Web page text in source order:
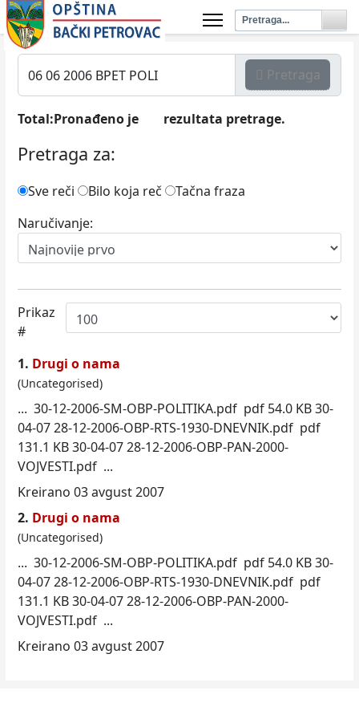
Pretraga
Total:Pronađeno je rezultata pretrage.
Pretraga za:
Sve reči Bilo koja reč
Tačna fraza
Naručivanje:
Prikaz
#
1. Drugi o nama
(Uncategorised)
... 30-12-2006-SM-OBP-POLITIKA.pdf pdf 54.0 KB 30-
04-07 28-12-2006-OBP-RTS-1930-DNEVNIK.pdf pdf
131.1 KB 30-04-07 28-12-2006-OBP-PAN-2000-
VOJVESTI.pdf ...
Kreirano 03 avgust 2007
2. Drugi o nama
(Uncategorised)
... 30-12-2006-SM-OBP-POLITIKA.pdf pdf 54.0 KB 30-
04-07 28-12-2006-OBP-RTS-1930-DNEVNIK.pdf pdf
131.1 KB 30-04-07 28-12-2006-OBP-PAN-2000-
VOJVESTI.pdf ...
Kreirano 03 avgust 2007